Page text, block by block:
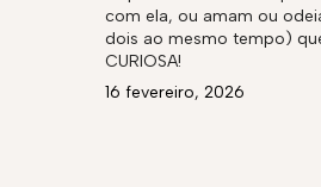
com ela, ou amam ou
dois ao mesmo tempo)
CURIOSA!
16 fevereiro, 2026